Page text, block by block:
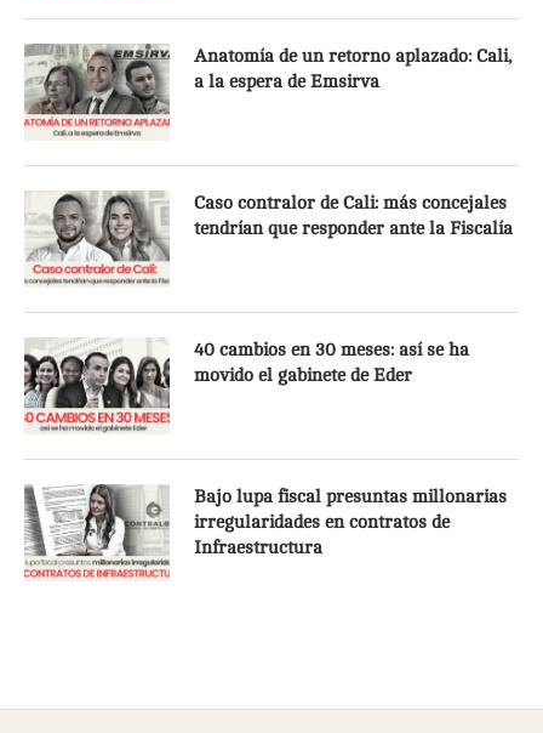
Anatomía de un retorno aplazado: Cali,
a la espera de Emsirva
Caso contralor de Cali: más concejales
tendrían que responder ante la Fiscalía
40 cambios en 30 meses: así se ha
movido el gabinete de Eder
Bajo lupa fiscal presuntas millonarias
irregularidades en contratos de
Infraestructura